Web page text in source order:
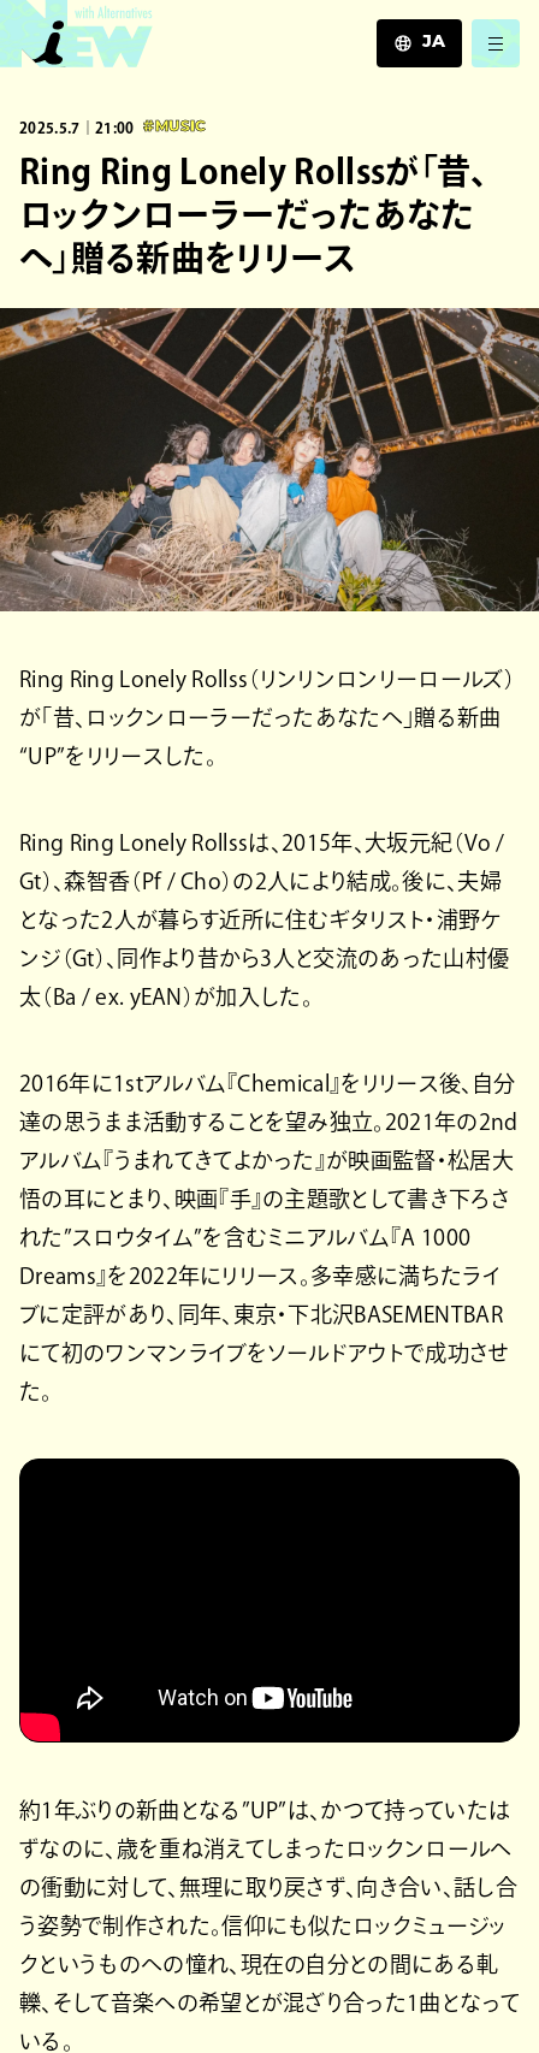
JA
ZH
2025.5.7｜21:00 #MUSIC
Ring Ring Lonely Rollssが「昔、
ロックンローラーだったあなた
へ」贈る新曲をリリース
Ring Ring Lonely Rollss（リンリンロンリーロールズ）
が「昔、ロックンローラーだったあなたへ」贈る新曲
“UP”をリリースした。
Ring Ring Lonely Rollssは、2015年、大坂元紀（Vo /
Gt）、森智香（Pf / Cho）の2人により結成。後に、夫婦
となった2人が暮らす近所に住むギタリスト・浦野ケ
ンジ（Gt）、同作より昔から3人と交流のあった山村優
太（Ba / ex. yEAN）が加入した。
2016年に1stアルバム『Chemical』をリリース後、自分
達の思うまま活動することを望み独立。2021年の2nd
アルバム『うまれてきてよかった』が映画監督・松居大
悟の耳にとまり、映画『手』の主題歌として書き下ろさ
れた”スロウタイム”を含むミニアルバム『A 1000
Dreams』を2022年にリリース。多幸感に満ちたライ
ブに定評があり、同年、東京・下北沢BASEMENTBAR
にて初のワンマンライブをソールドアウトで成功させ
た。
約1年ぶりの新曲となる”UP”は、かつて持っていたは
ずなのに、歳を重ね消えてしまったロックンロールへ
の衝動に対して、無理に取り戻さず、向き合い、話し合
う姿勢で制作された。信仰にも似たロックミュージッ
クというものへの憧れ、現在の自分との間にある軋
轢、そして音楽への希望とが混ざり合った1曲となって
いる。